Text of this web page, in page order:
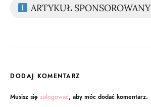
ARTYKUŁ SPONSOROWANY
DODAJ KOMENTARZ
Musisz się zalogować, aby móc dodać komentarz.